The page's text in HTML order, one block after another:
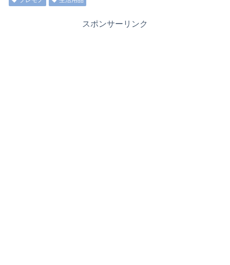
スポンサーリンク